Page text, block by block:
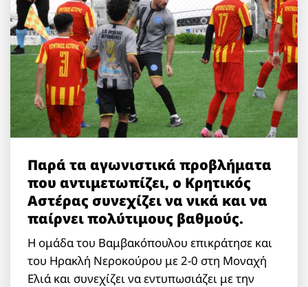
Παρά τα αγωνιστικά προβλήματα
που αντιμετωπίζει, ο Κρητικός
Αστέρας συνεχίζει να νικά και να
παίρνει πολύτιμους βαθμούς.
Η ομάδα του Βαμβακόπουλου επικράτησε και
του Ηρακλή Νεροκούρου με 2-0 στη Μοναχή
Ελιά και συνεχίζει να εντυπωσιάζει με την